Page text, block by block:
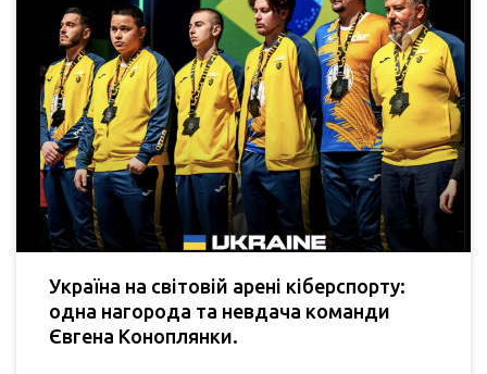
Україна на світовій арені кіберспорту:
одна нагорода та невдача команди
Євгена Коноплянки.